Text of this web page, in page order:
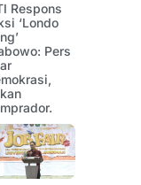
Respons
‘Londo
Pers